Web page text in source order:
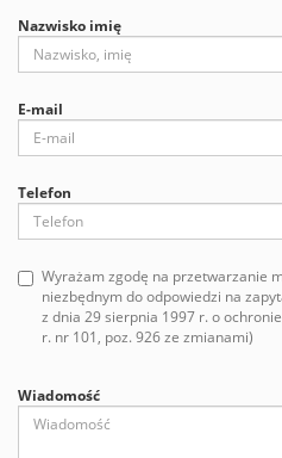
Nazwisko imię
E-mail
Telefon
Wyrażam zgodę na przetwarzanie
niezbędnym do odpowiedzi na
z dnia 29 sierpnia 1997 r. o
r. nr 101, poz. 926 ze zmianami)
Wiadomość